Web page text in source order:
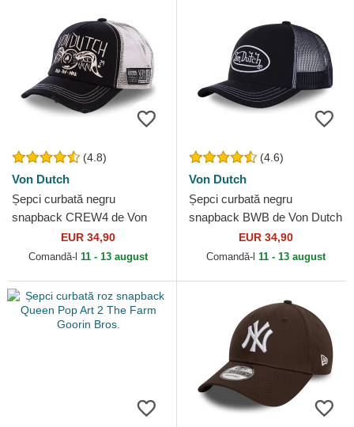
(4.8)
Von Dutch
Șepci curbată negru
snapback CREW4 de Von
EUR 34,90
Comandă-l 11 - 13 august
(4.6)
Von Dutch
Șepci curbată negru
snapback BWB de Von Dutch
EUR 34,90
Comandă-l 11 - 13 august